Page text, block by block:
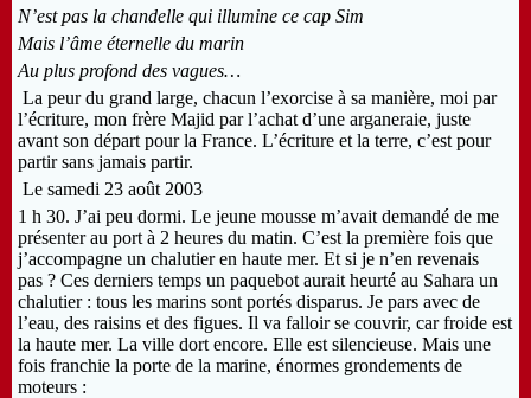
N’est pas la chandelle qui illumine ce cap Sim
Mais l’âme éternelle du marin
Au plus profond des vagues…
La peur du grand large, chacun l’exorcise à sa manière, moi par
l’écriture, mon frère Majid par l’achat d’une arganeraie, juste
avant son départ pour la France. L’écriture et la terre, c’est pour
partir sans jamais partir.
Le samedi 23 août 2003
1 h 30. J’ai peu dormi. Le jeune mousse m’avait demandé de me
présenter au port à 2 heures du matin. C’est la première fois que
j’accompagne un chalutier en haute mer. Et si je n’en revenais
pas ? Ces derniers temps un paquebot aurait heurté au Sahara un
chalutier : tous les marins sont portés disparus. Je pars avec de
l’eau, des raisins et des figues. Il va falloir se couvrir, car froide est
la haute mer. La ville dort encore. Elle est silencieuse. Mais une
fois franchie la porte de la marine, énormes grondements de
moteurs :